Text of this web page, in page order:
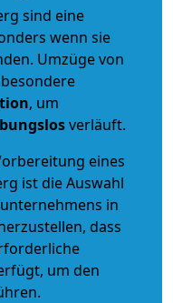
sind eine
wenn sie
Umzüge von
, um
verläuft.
eines
ist die Auswahl
in
dass
um den